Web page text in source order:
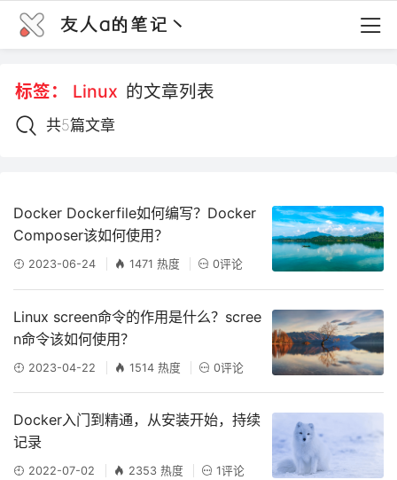
友人a的笔记丶
标签： Linux 的文章列表
共5篇文章
Docker Dockerfile如何编写？Docker
Composer该如何使用？
2023-06-24 1471 热度 0评论
Linux screen命令的作用是什么？scree
n命令该如何使用？
2023-04-22 1514 热度 0评论
Docker入门到精通，从安装开始，持续
记录
2022-07-02 2353 热度 1评论